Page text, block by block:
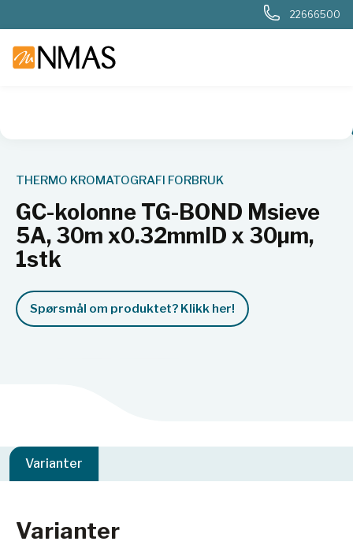
22666500
GC-kolonne TG-BOND Msieve
THERMO KROMATOGRAFI FORBRUK
GC-kolonne TG-BOND Msieve
5A, 30m x0.32mmID x 30µm,
1stk
Spørsmål om produktet? Klikk her!
Varianter
Varianter